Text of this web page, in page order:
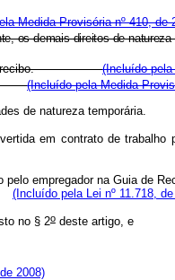
Medida Provisória nº 410, de
os demais direitos
mediante recibo.(Incluído pela
(Incluído pela Medida
de natureza
em contrato de trabalho
empregador na Guia de
(Incluído pela Lei nº 11.718,
no § 2odeste artigo,
2008)